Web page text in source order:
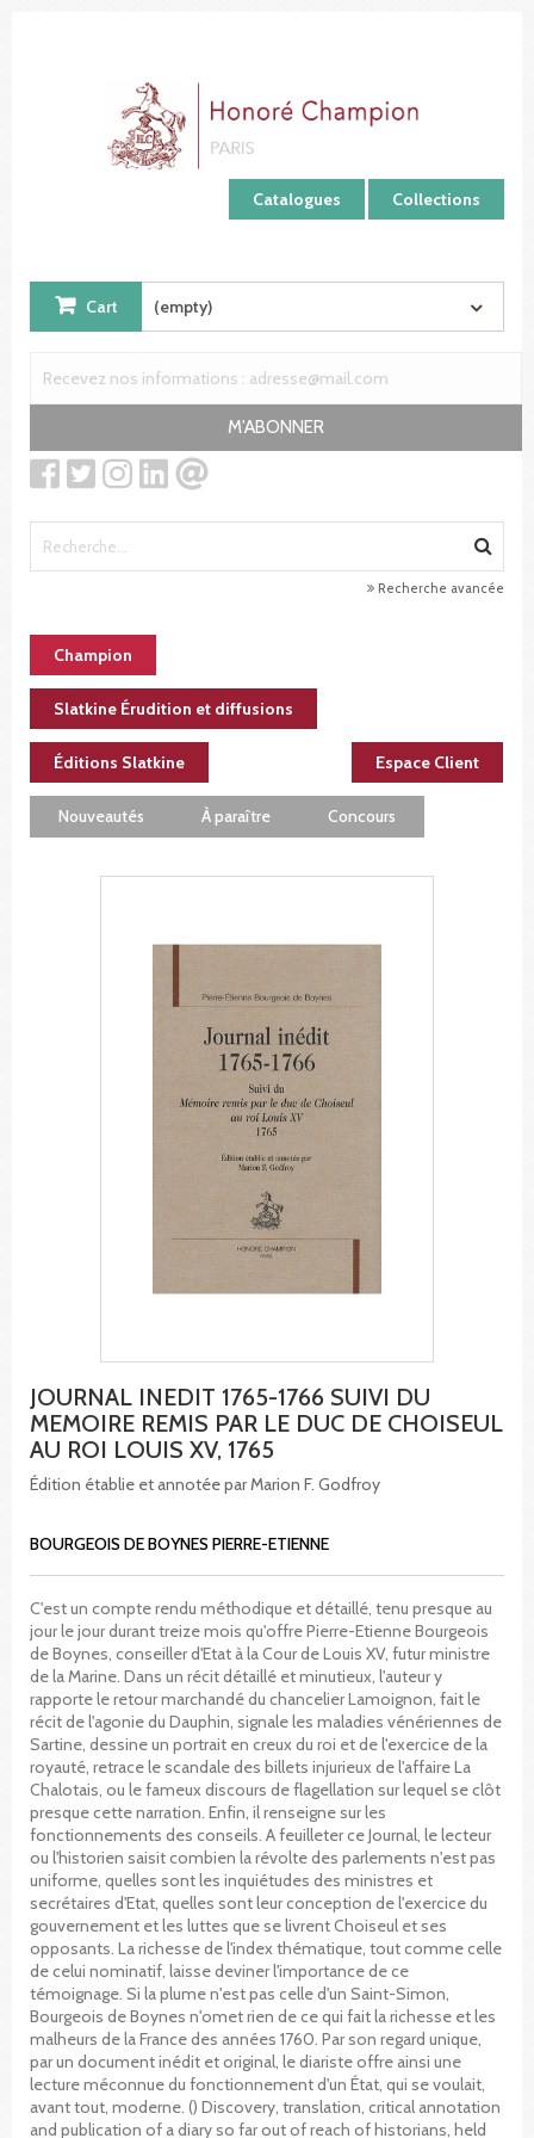
Catalogues Collections
Cart (empty)
M'ABONNER
Recherche avancée
Champion
Slatkine Érudition et diffusions
Éditions Slatkine Espace Client
Nouveautés À paraître Concours
JOURNAL INEDIT 1765-1766 SUIVI DU
MEMOIRE REMIS PAR LE DUC DE CHOISEUL
AU ROI LOUIS XV, 1765
Édition établie et annotée par Marion F. Godfroy
BOURGEOIS DE BOYNES PIERRE-ETIENNE
C'est un compte rendu méthodique et détaillé, tenu presque au
jour le jour durant treize mois qu'offre Pierre-Etienne Bourgeois
de Boynes, conseiller d'Etat à la Cour de Louis XV, futur ministre
de la Marine. Dans un récit détaillé et minutieux, l'auteur y
rapporte le retour marchandé du chancelier Lamoignon, fait le
récit de l'agonie du Dauphin, signale les maladies vénériennes de
Sartine, dessine un portrait en creux du roi et de l'exercice de la
royauté, retrace le scandale des billets injurieux de l'affaire La
Chalotais, ou le fameux discours de flagellation sur lequel se clôt
presque cette narration. Enfin, il renseigne sur les
fonctionnements des conseils. A feuilleter ce Journal, le lecteur
ou l'historien saisit combien la révolte des parlements n'est pas
uniforme, quelles sont les inquiétudes des ministres et
secrétaires d'Etat, quelles sont leur conception de l'exercice du
gouvernement et les luttes que se livrent Choiseul et ses
opposants. La richesse de l'index thématique, tout comme celle
de celui nominatif, laisse deviner l'importance de ce
témoignage. Si la plume n'est pas celle d'un Saint-Simon,
Bourgeois de Boynes n'omet rien de ce qui fait la richesse et les
malheurs de la France des années 1760. Par son regard unique,
par un document inédit et original, le diariste offre ainsi une
lecture méconnue du fonctionnement d'un État, qui se voulait,
avant tout, moderne. () Discovery, translation, critical annotation
and publication of a diary so far out of reach of historians, held